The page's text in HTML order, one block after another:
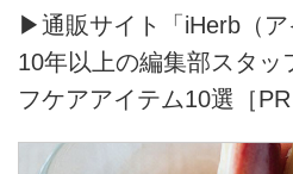
▶通販サイト「iHerb（
10年以上の編集部スタッ
フケアアイテム10選［PR